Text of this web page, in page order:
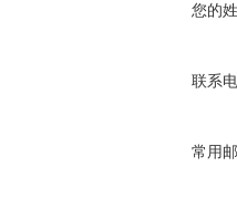
您的
联系
常用